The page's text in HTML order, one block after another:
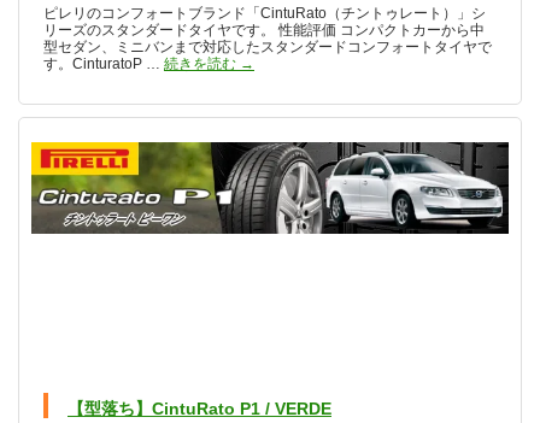
ピレリのコンフォートブランド「CintuRato（チントゥレート）」シ
リーズのスタンダードタイヤです。 性能評価 コンパクトカーから中
型セダン、ミニバンまで対応したスタンダードコンフォートタイヤで
す。CinturatoP … 続きを読む 【型落ち】CintuRatoP6
→
【型落ち】CintuRato P1 / VERDE